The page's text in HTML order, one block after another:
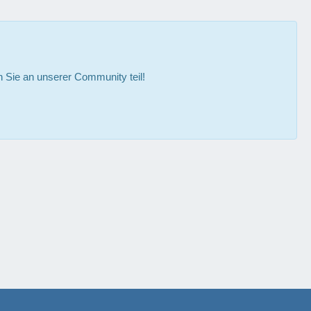
Sie an unserer Community teil!